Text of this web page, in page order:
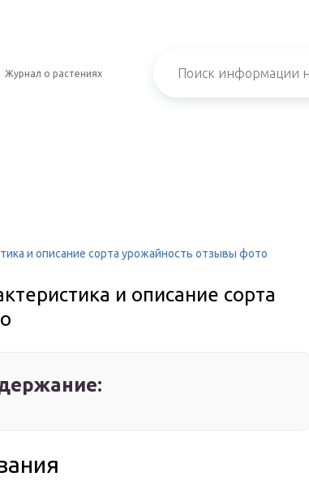
Журнал о растениях
и описание сорта урожайность отзывы фото
и описание сорта